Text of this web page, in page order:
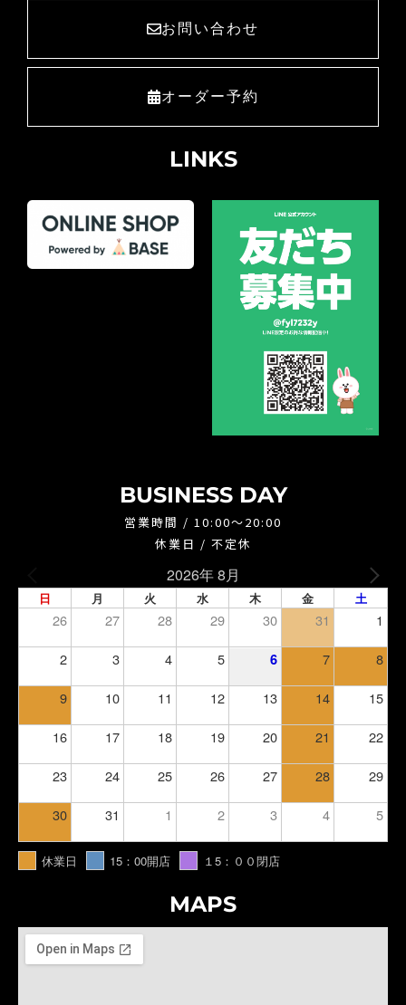
お問い合わせ
オーダー予約
LINKS
BUSINESS DAY
営業時間 / 10:00～20:00
休業日 / 不定休
2026年 8月
日 月 火 水 木 金 土
26 27 28 29 30 31 1
2 3 4 5 6 7 8
9 10 11 12 13 14 15
16 17 18 19 20 21 22
23 24 25 26 27 28 29
30 31 1 2 3 4 5
休業日 15：00開店 １5：００閉店
MAPS